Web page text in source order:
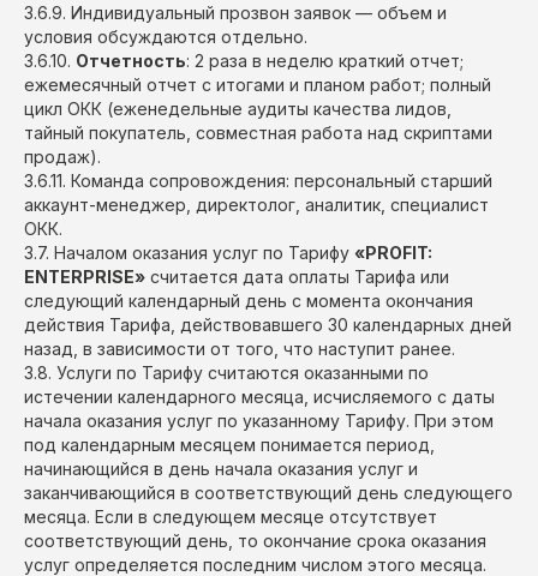
3.6.9. Индивидуальный прозвон заявок — объем и
условия обсуждаются отдельно.
3.6.10. Отчетность: 2 раза в неделю краткий отчет;
ежемесячный отчет с итогами и планом работ; полный
цикл ОКК (еженедельные аудиты качества лидов,
тайный покупатель, совместная работа над скриптами
продаж).
3.6.11. Команда сопровождения: персональный старший
аккаунт-менеджер, директолог, аналитик, специалист
ОКК.
3.7. Началом оказания услуг по Тарифу «PROFIT:
ENTERPRISE» считается дата оплаты Тарифа или
следующий календарный день с момента окончания
действия Тарифа, действовавшего 30 календарных дней
назад, в зависимости от того, что наступит ранее.
3.8. Услуги по Тарифу считаются оказанными по
истечении календарного месяца, исчисляемого с даты
начала оказания услуг по указанному Тарифу. При этом
под календарным месяцем понимается период,
начинающийся в день начала оказания услуг и
заканчивающийся в соответствующий день следующего
месяца. Если в следующем месяце отсутствует
соответствующий день, то окончание срока оказания
услуг определяется последним числом этого месяца.